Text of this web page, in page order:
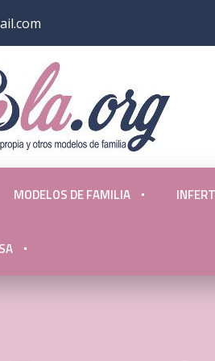
MODELOS DE FAMILIA